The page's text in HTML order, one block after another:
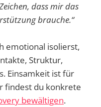
dass mir das
brauche.“
emotional isolierst,
Struktur,
Einsamkeit ist für
findest du konkrete
bewältigen.